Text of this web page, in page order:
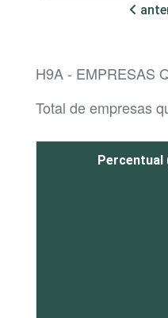
H9A - EMPRESAS
Total de empresas
Percentual